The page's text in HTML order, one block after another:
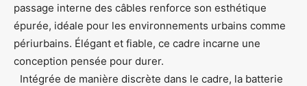
passage interne des câbles renforce son esthétique
épurée, idéale pour les environnements urbains comme
périurbains. Élégant et fiable, ce cadre incarne une
conception pensée pour durer.
Intégrée de manière discrète dans le cadre, la batterie